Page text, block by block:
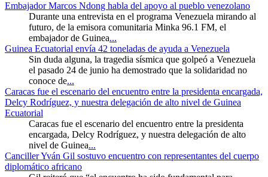
Embajador Marcos Ndong habla del apoyo al pueblo venezolano
Durante una entrevista en el programa Venezuela mirando al
futuro, de la emisora comunitaria Minka 96.1 FM, el
embajador de Guinea...
Guinea Ecuatorial envía 42 toneladas de ayuda a Venezuela
Sin duda alguna, la tragedia sísmica que golpeó a Venezuela
el pasado 24 de junio ha demostrado que la solidaridad no
conoce de...
Caracas fue el escenario del encuentro entre la presidenta encargada,
Delcy Rodríguez, y nuestra delegación de alto nivel de Guinea
Ecuatorial
Caracas fue el escenario del encuentro entre la presidenta
encargada, Delcy Rodríguez, y nuestra delegación de alto
nivel de Guinea...
Canciller Yván Gil sostuvo encuentro con representantes del cuerpo
diplomático africano